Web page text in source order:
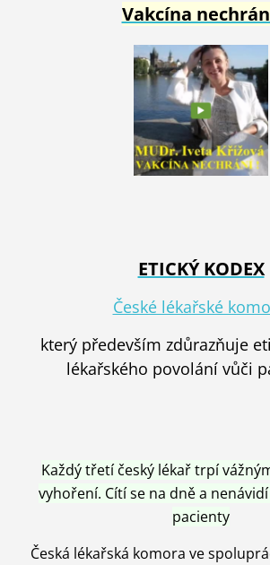
Vakcína
ETICKÝ KODEX
České lékařské
který především zdůrazňuje
lékařského povolání vůči
Každý třetí český lékař trpí
vyhoření. Cítí se na dně a
pacienty
Česká lékařská komora ve